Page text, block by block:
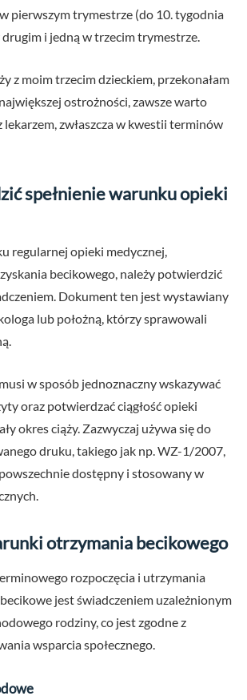
pierwszym trymestrze (do 10. tygodnia
drugim i jedną w trzecim trymestrze.
z moim trzecim dzieckiem, przekonałam
ostrożności, zawsze warto
zwłaszcza w kwestii terminów
spełnienie warunku opieki
regularnej opieki medycznej,
becikowego, należy potwierdzić
Dokument ten jest wystawiany
lub położną, którzy sprawowali
w sposób jednoznaczny wskazywać
oraz potwierdzać ciągłość opieki
okres ciąży. Zazwyczaj używa się do
druku, takiego jak np. WZ-1/2007,
dostępny i stosowany w
otrzymania becikowego
rozpoczęcia i utrzymania
jest świadczeniem uzależnionym
rodziny, co jest zgodne z
wsparcia społecznego.